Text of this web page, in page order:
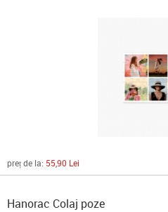
preț de la: 55,90 Lei
Hanorac Colaj poze